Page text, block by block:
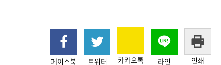
페이스북 트위터 카카오톡 라인 인쇄